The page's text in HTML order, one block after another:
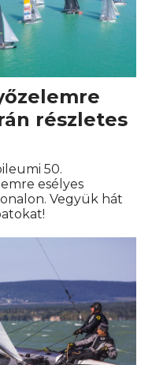
részletes
50.
esélyes
Vegyük hát